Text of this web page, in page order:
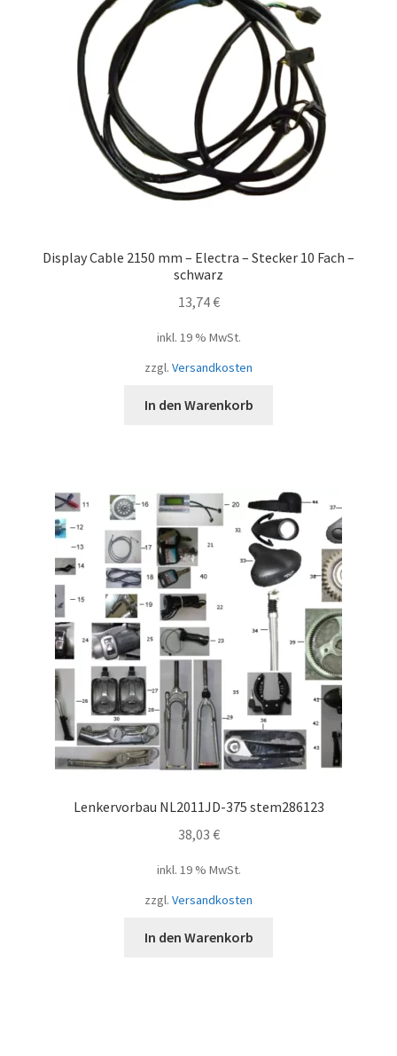
Display Cable 2150 mm – Electra – Stecker 10 Fach –
schwarz
13,74€
inkl. 19 % MwSt.
zzgl. Versandkosten
In den Warenkorb
Lenkervorbau NL2011JD-375 stem286123
38,03 €
inkl. 19 % MwSt.
zzgl. Versandkosten
In den Warenkorb